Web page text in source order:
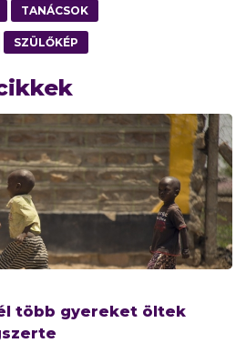
TANÁCSOK
SZÜLŐKÉP
több gyereket öltek